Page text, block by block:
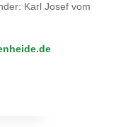
Karl Josef vom